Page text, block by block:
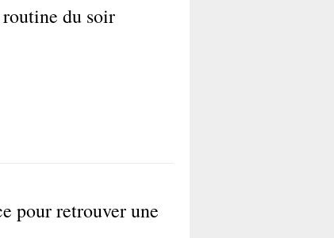
du soir
pour retrouver une